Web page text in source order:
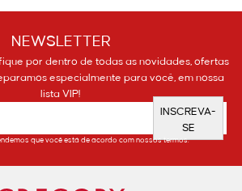
NEWSLETTER
por dentro de todas as novidades, ofertas
especialmente para você, em nossa
lista VIP!
INSCREVA-
SE
que você está de acordo com nossos termos.